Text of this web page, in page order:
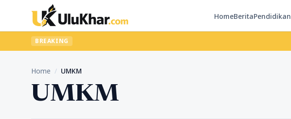
HomeBeritaPendidikan
BREAKING
Home / UMKM
UMKM